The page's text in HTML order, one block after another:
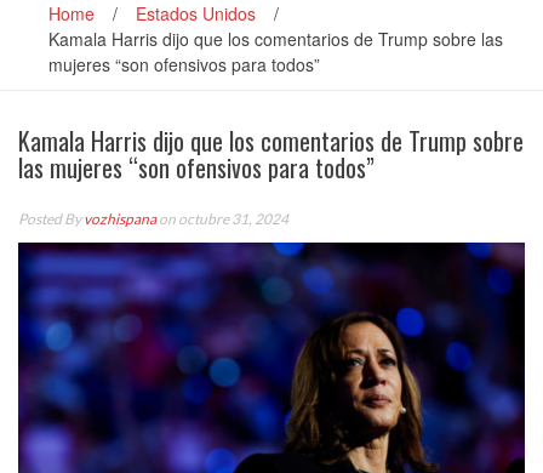
Home / Estados Unidos
/
Kamala Harris dijo que los comentarios de Trump sobre las
mujeres “son ofensivos para todos”
Kamala Harris dijo que los comentarios de Trump sobre
las mujeres “son ofensivos para todos”
Posted Byvozhispanaon octubre 31, 2024